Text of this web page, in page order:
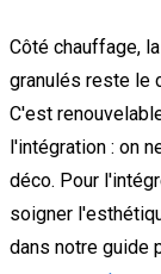
Côté chauffage,
granulés reste le
C'est
l'intégration : on
déco. Pour
soigner
dans notre guide